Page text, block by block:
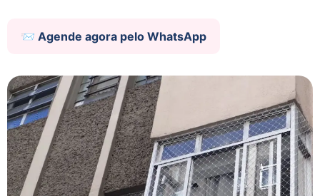
📨 Agende agora pelo WhatsApp